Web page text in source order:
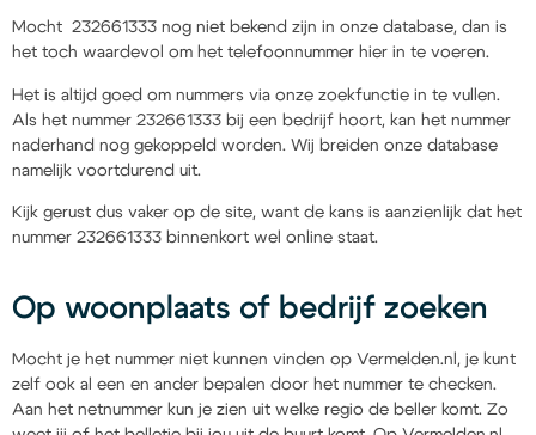
Mocht 232661333 nog niet bekend zijn in onze database, dan is
het toch waardevol om het telefoonnummer hier in te voeren.
Het is altijd goed om nummers via onze zoekfunctie in te vullen.
Als het nummer 232661333 bij een bedrijf hoort, kan het nummer
naderhand nog gekoppeld worden. Wij breiden onze database
namelijk voortdurend uit.
Kijk gerust dus vaker op de site, want de kans is aanzienlijk dat het
nummer 232661333 binnenkort wel online staat.
Op woonplaats of bedrijf zoeken
Mocht je het nummer niet kunnen vinden op Vermelden.nl, je kunt
zelf ook al een en ander bepalen door het nummer te checken.
Aan het netnummer kun je zien uit welke regio de beller komt. Zo